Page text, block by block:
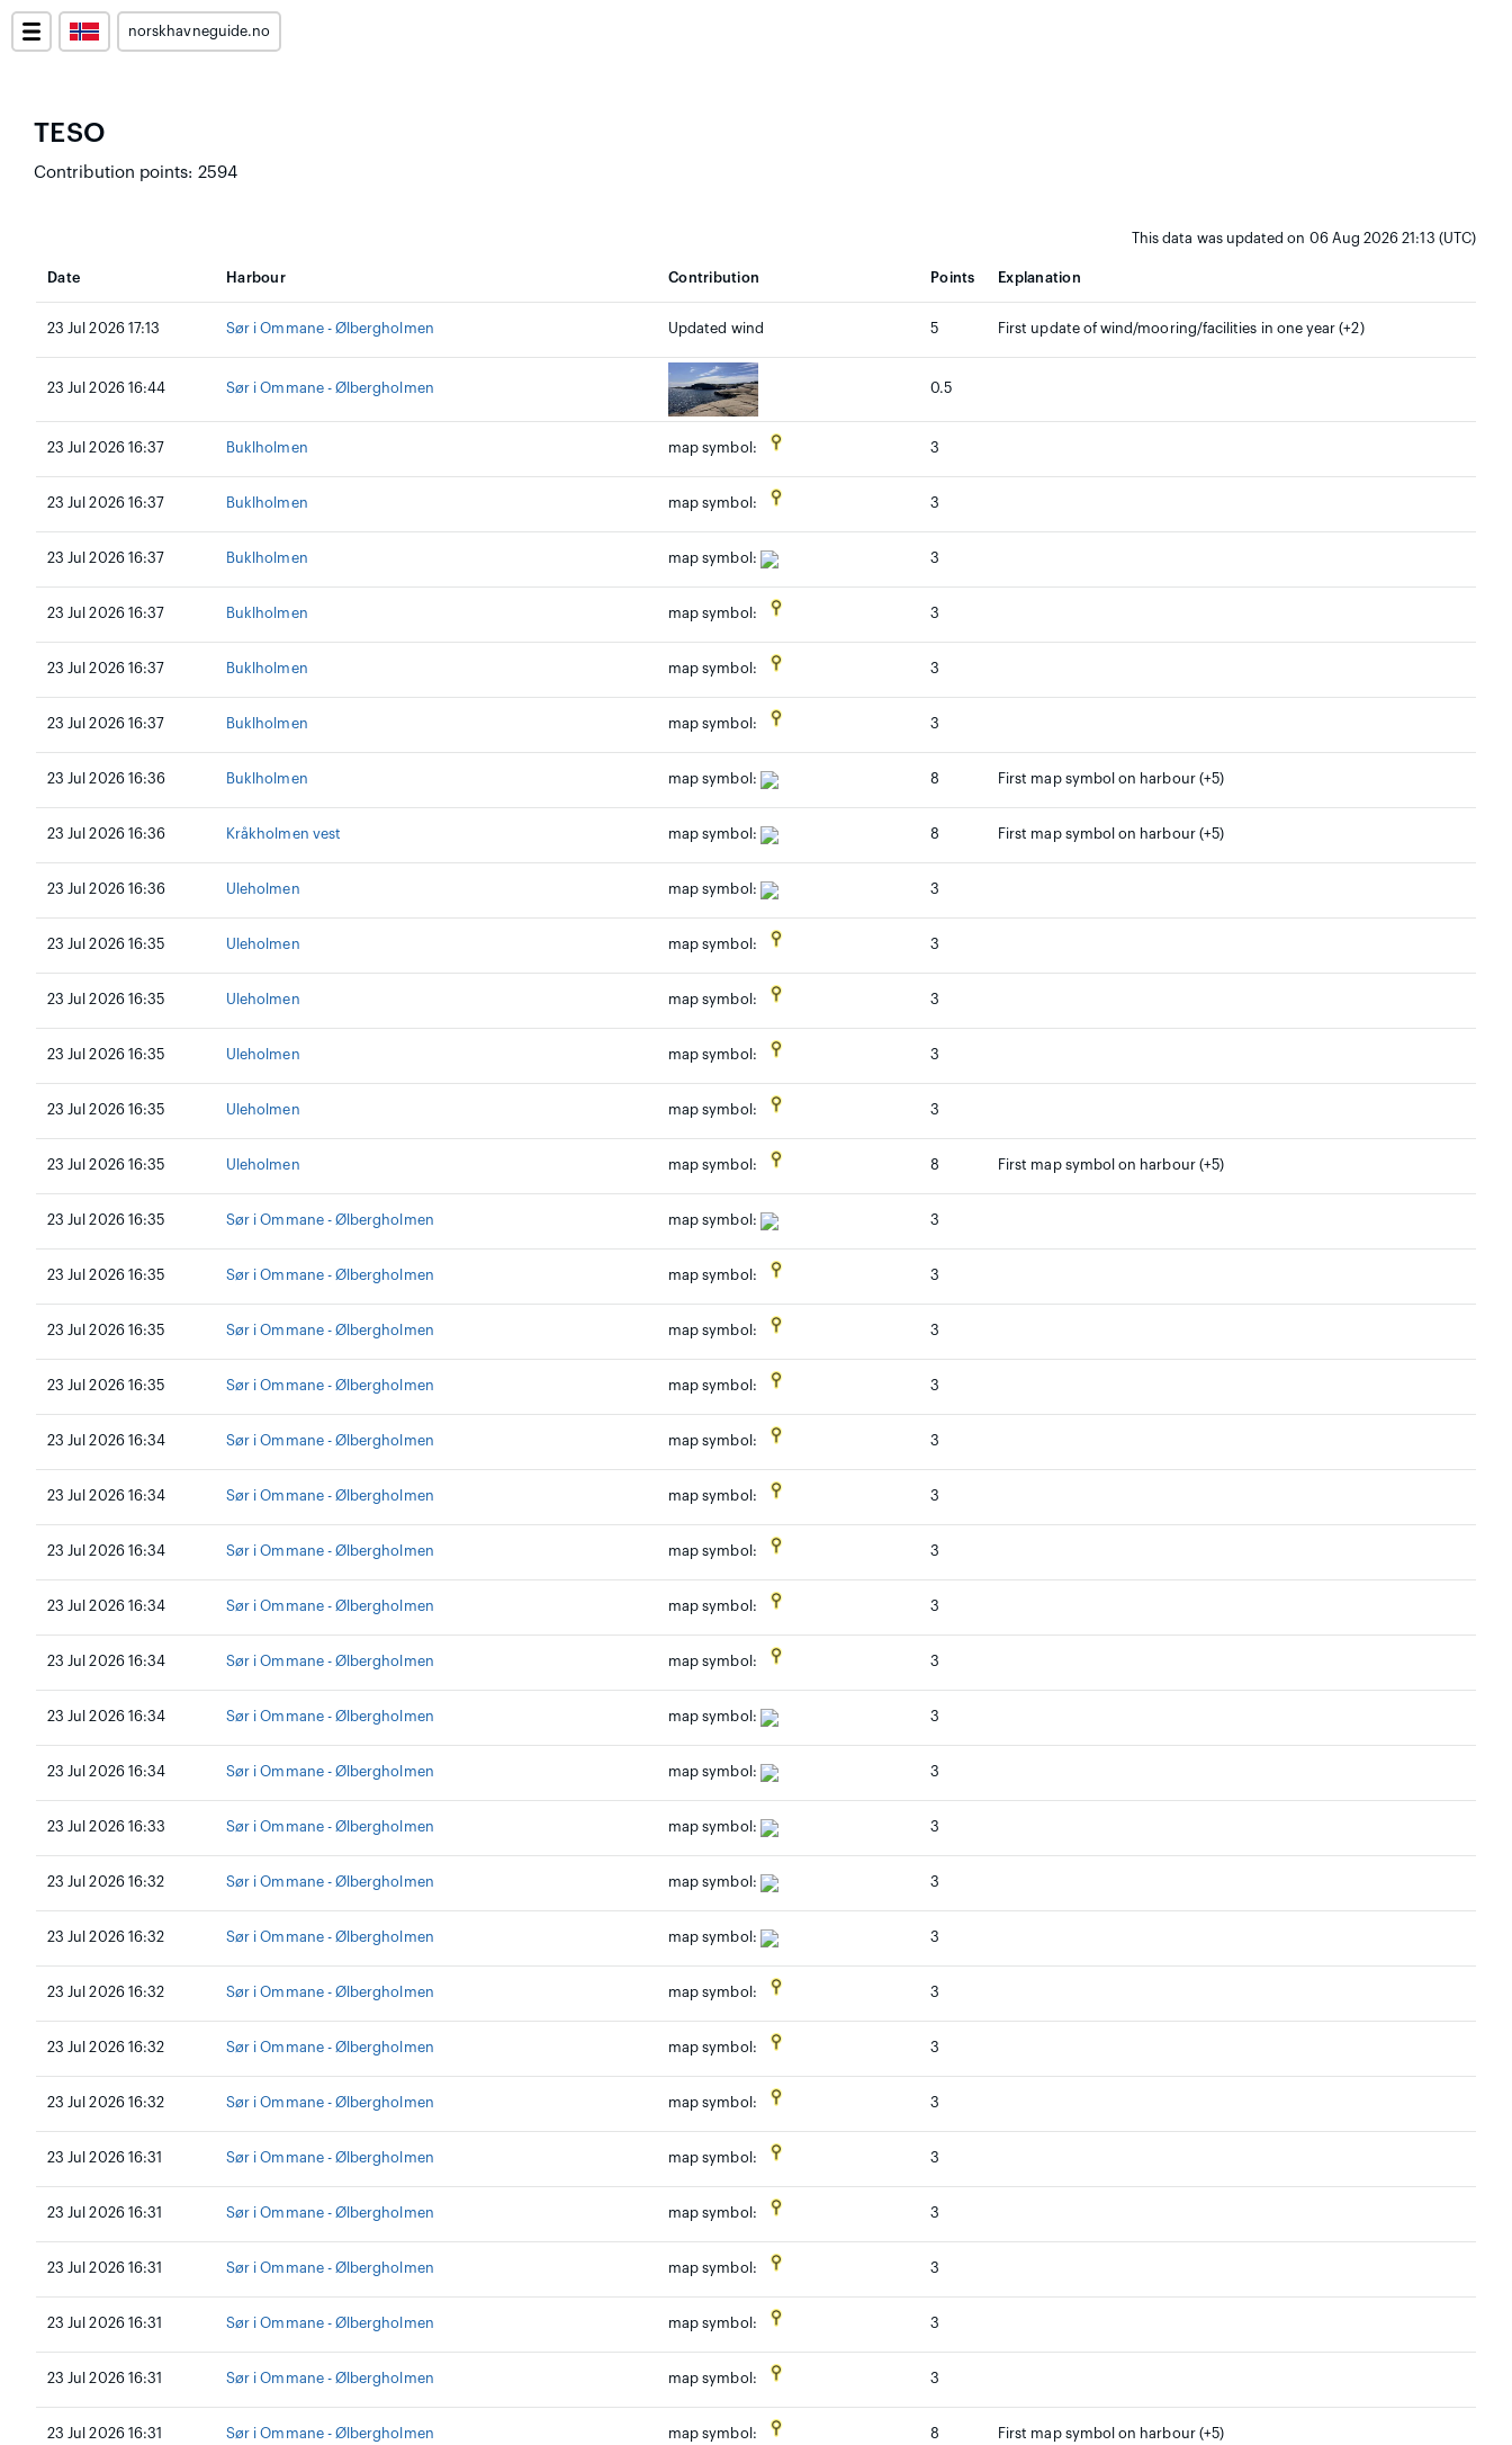
norskhavneguide.no
TESO
Contribution points: 2594
This data was updated on 06 Aug 2026 21:13 (UTC)
Date Harbour Contribution Points Explanation
23 Jul 2026 17:13 Sør i Ommane - Ølbergholmen Updated wind 5 First update of wind/mooring/facilities in one year (+2)
23 Jul 2026 16:44 Sør i Ommane - Ølbergholmen 0.5
23 Jul 2026 16:37 Buklholmen map symbol: 3
23 Jul 2026 16:37 Buklholmen map symbol: 3
23 Jul 2026 16:37 Buklholmen map symbol: 3
23 Jul 2026 16:37 Buklholmen map symbol: 3
23 Jul 2026 16:37 Buklholmen map symbol: 3
23 Jul 2026 16:37 Buklholmen map symbol: 3
23 Jul 2026 16:36 Buklholmen map symbol: 8 First map symbol on harbour (+5)
23 Jul 2026 16:36 Kråkholmen vest map symbol: 8 First map symbol on harbour (+5)
23 Jul 2026 16:36 Uleholmen map symbol: 3
23 Jul 2026 16:35 Uleholmen map symbol: 3
23 Jul 2026 16:35 Uleholmen map symbol: 3
23 Jul 2026 16:35 Uleholmen map symbol: 3
23 Jul 2026 16:35 Uleholmen map symbol: 3
23 Jul 2026 16:35 Uleholmen map symbol: 8 First map symbol on harbour (+5)
23 Jul 2026 16:35 Sør i Ommane - Ølbergholmen map symbol: 3
23 Jul 2026 16:35 Sør i Ommane - Ølbergholmen map symbol: 3
23 Jul 2026 16:35 Sør i Ommane - Ølbergholmen map symbol: 3
23 Jul 2026 16:35 Sør i Ommane - Ølbergholmen map symbol: 3
23 Jul 2026 16:34 Sør i Ommane - Ølbergholmen map symbol: 3
23 Jul 2026 16:34 Sør i Ommane - Ølbergholmen map symbol: 3
23 Jul 2026 16:34 Sør i Ommane - Ølbergholmen map symbol: 3
23 Jul 2026 16:34 Sør i Ommane - Ølbergholmen map symbol: 3
23 Jul 2026 16:34 Sør i Ommane - Ølbergholmen map symbol: 3
23 Jul 2026 16:34 Sør i Ommane - Ølbergholmen map symbol: 3
23 Jul 2026 16:34 Sør i Ommane - Ølbergholmen map symbol: 3
23 Jul 2026 16:33 Sør i Ommane - Ølbergholmen map symbol: 3
23 Jul 2026 16:32 Sør i Ommane - Ølbergholmen map symbol: 3
23 Jul 2026 16:32 Sør i Ommane - Ølbergholmen map symbol: 3
23 Jul 2026 16:32 Sør i Ommane - Ølbergholmen map symbol: 3
23 Jul 2026 16:32 Sør i Ommane - Ølbergholmen map symbol: 3
23 Jul 2026 16:32 Sør i Ommane - Ølbergholmen map symbol: 3
23 Jul 2026 16:31 Sør i Ommane - Ølbergholmen map symbol: 3
23 Jul 2026 16:31 Sør i Ommane - Ølbergholmen map symbol: 3
23 Jul 2026 16:31 Sør i Ommane - Ølbergholmen map symbol: 3
23 Jul 2026 16:31 Sør i Ommane - Ølbergholmen map symbol: 3
23 Jul 2026 16:31 Sør i Ommane - Ølbergholmen map symbol: 3
23 Jul 2026 16:31 Sør i Ommane - Ølbergholmen map symbol: 8 First map symbol on harbour (+5)